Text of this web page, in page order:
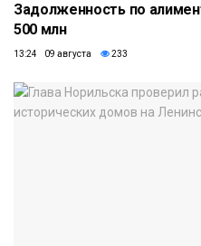
Задолженность по
500 млн
13:24 09 августа 233